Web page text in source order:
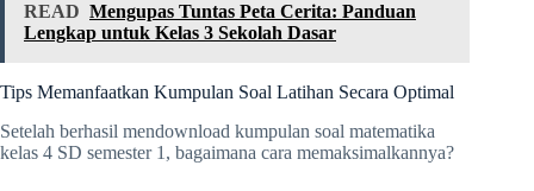
READ Mengupas Tuntas Peta Cerita: Panduan
Lengkap untuk Kelas 3 Sekolah Dasar
Tips Memanfaatkan Kumpulan Soal Latihan Secara Optimal
Setelah berhasil mendownload kumpulan soal matematika
kelas 4 SD semester 1, bagaimana cara memaksimalkannya?